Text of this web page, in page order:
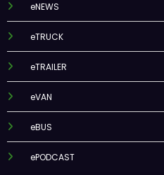
eNEWS
eTRUCK
eTRAILER
eVAN
eBUS
ePODCAST